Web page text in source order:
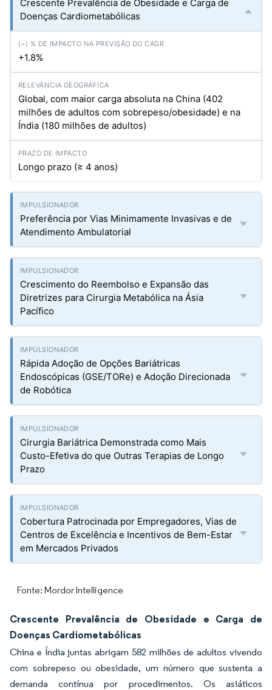
Crescente Prevalência de Obesidade e Carga de
Doenças Cardiometabólicas
+1.8%
Global, com maior carga absoluta na China (402
milhões de adultos com sobrepeso/obesidade) e na
Índia (180 milhões de adultos)
Longo prazo (≥ 4 anos)
Preferência por Vias Minimamente Invasivas e de
Atendimento Ambulatorial
Crescimento do Reembolso e Expansão das
Diretrizes para Cirurgia Metabólica na Ásia
Pacífico
Rápida Adoção de Opções Bariátricas
Endoscópicas (GSE/TORe) e Adoção Direcionada
de Robótica
Cirurgia Bariátrica Demonstrada como Mais
Custo-Efetiva do que Outras Terapias de Longo
Prazo
Cobertura Patrocinada por Empregadores, Vias de
Centros de Excelência e Incentivos de Bem-Estar
em Mercados Privados
Fonte: Mordor Intelligence
Crescente Prevalência de Obesidade e Carga de
Doenças Cardiometabólicas
China e Índia juntas abrigam 582 milhões de adultos vivendo
com sobrepeso ou obesidade, um número que sustenta a
demanda contínua por procedimentos. Os asiáticos